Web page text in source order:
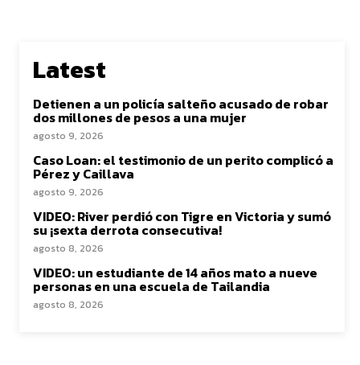
Latest
Detienen a un policía salteño acusado de robar
dos millones de pesos a una mujer
agosto 9, 2026
Caso Loan: el testimonio de un perito complicó a
Pérez y Caillava
agosto 9, 2026
VIDEO: River perdió con Tigre en Victoria y sumó
su ¡sexta derrota consecutiva!
agosto 8, 2026
VIDEO: un estudiante de 14 años mato a nueve
personas en una escuela de Tailandia
agosto 8, 2026